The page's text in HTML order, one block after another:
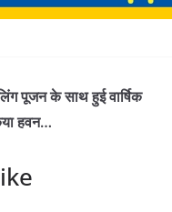
पूजन के साथ हुई वार्षिक
हवन…